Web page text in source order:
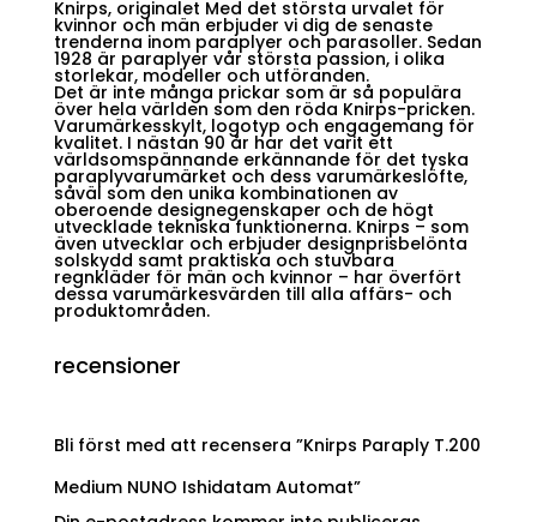
Knirps, originalet Med det största urvalet för
kvinnor och män erbjuder vi dig de senaste
trenderna inom paraplyer och parasoller. Sedan
1928 är paraplyer vår största passion, i olika
storlekar, modeller och utföranden.
Det är inte många prickar som är så populära
över hela världen som den röda Knirps-pricken.
Varumärkesskylt, logotyp och engagemang för
kvalitet. I nästan 90 år har det varit ett
världsomspännande erkännande för det tyska
paraplyvarumärket och dess varumärkeslöfte,
såväl som den unika kombinationen av
oberoende designegenskaper och de högt
utvecklade tekniska funktionerna. Knirps – som
även utvecklar och erbjuder designprisbelönta
solskydd samt praktiska och stuvbara
regnkläder för män och kvinnor – har överfört
dessa varumärkesvärden till alla affärs- och
produktområden.
recensioner
Bli först med att recensera ”Knirps Paraply T.200
Medium NUNO Ishidatam Automat”